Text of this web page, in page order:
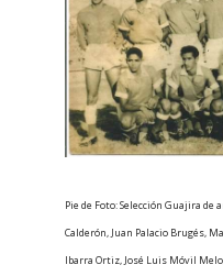
Pie de Foto: Selección Guajira de
Calderón, Juan Palacio Brugés,
Ibarra Ortiz, José Luis Móvil